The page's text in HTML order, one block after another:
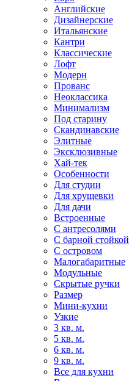
Английские
Дизайнерские
Итальянские
Кантри
Классические
Лофт
Модерн
Прованс
Неоклассика
Минимализм
Под старину
Скандинавские
Элитные
Эксклюзивные
Хай-тек
Особенности
Для студии
Для хрущевки
Для дачи
Встроенные
С антресолями
С барной стойкой
С островом
Малогабаритные
Модульные
Скрытые ручки
Размер
Мини-кухни
Узкие
3 кв. м.
5 кв. м.
6 кв. м.
9 кв. м.
Все для кухни